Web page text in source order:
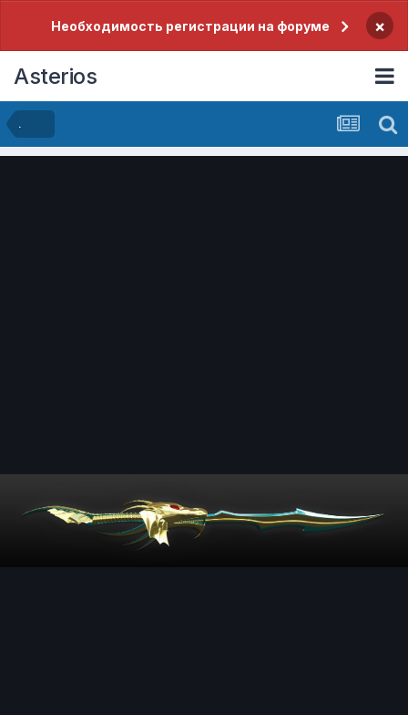
Необходимость регистрации на форуме ×
Asterios
.